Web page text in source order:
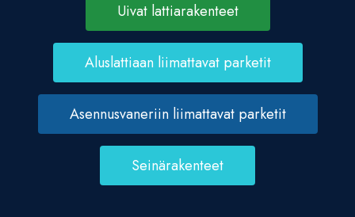
Uivat lattiarakenteet
Aluslattiaan liimattavat parketit
Asennusvaneriin liimattavat parketit
Seinärakenteet